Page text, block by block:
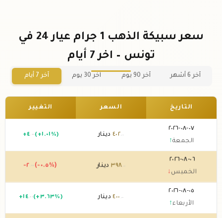
سعر سبيكة الذهب 1 جرام عيار 24 في
تونس – اخر 7 أيام
آخر 6 أشهر آخر 90 يوم آخر 30 يوم آخر 7 أيام
التاريخ السعر التغيير
٠٧-٠٨-٢٠٢٦
الجمعة↑
٤٠٢.٠٠ دينار +٤ .٠٠ (+١.٠١%)
٠٦-٠٨-٢٠٢٦
الخميس ↓
٣٩٨ دينار -٢ .٠٠ (-٠.٥%)
٠٥-٠٨-٢٠٢٦
الأربعاء↑
٤٠٠ .٠٠ دينار +١٤ .٠٠ (+٣.٦٣%)